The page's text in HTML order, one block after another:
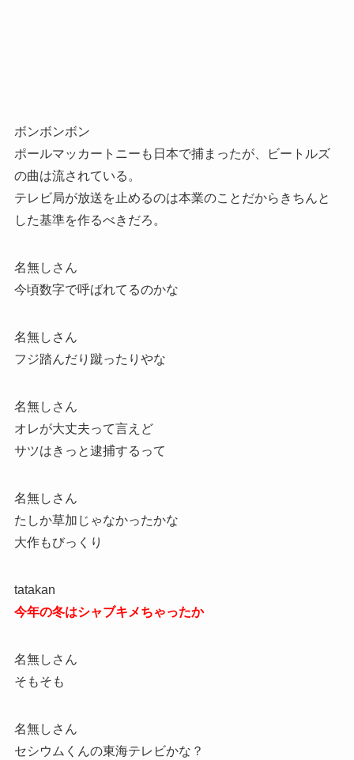
ボンボンボン
ポールマッカートニーも日本で捕まったが、ビートルズ
の曲は流されている。
テレビ局が放送を止めるのは本業のことだからきちんと
した基準を作るべきだろ。
名無しさん
今頃数字で呼ばれてるのかな
名無しさん
フジ踏んだり蹴ったりやな
名無しさん
オレが大丈夫って言えど
サツはきっと逮捕するって
名無しさん
たしか草加じゃなかったかな
大作もびっくり
tatakan
今年の冬はシャブキメちゃったか
名無しさん
そもそも
名無しさん
セシウムくんの東海テレビかな？